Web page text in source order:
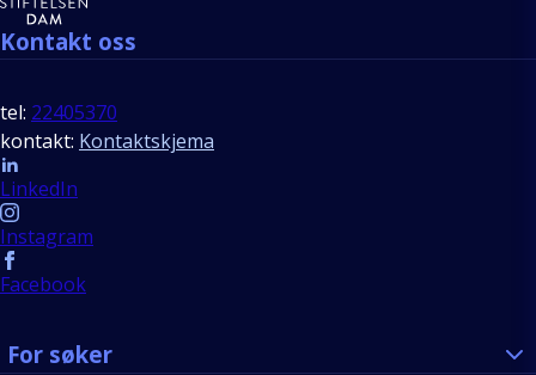
Kontakt oss
tel: 22405370
kontakt: Kontaktskjema
Follow us
LinkedIn
Instagram
Facebook
For søker